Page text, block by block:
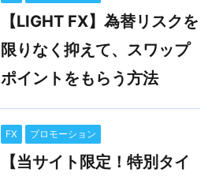
【LIGHT FX】為替リスクを
限りなく抑えて、スワップ
ポイントをもらう方法
FX プロモーション
【当サイト限定！特別タイ